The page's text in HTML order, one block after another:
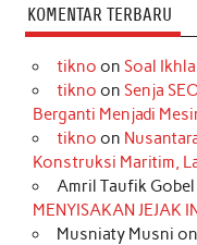
KOMENTAR TERBARU
tikno on Soal
tikno on Senja
Berganti Menjadi
tikno on
Konstruksi Maritim,
Amril Taufik Gobel
MENYISAKAN JEJAK
Musniaty Musni on